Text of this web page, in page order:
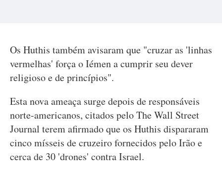
Os Huthis também avisaram que "cruzar as 'linhas
vermelhas' força o Iémen a cumprir seu dever
religioso e de princípios".
Esta nova ameaça surge depois de responsáveis
norte-americanos, citados pelo The Wall Street
Journal terem afirmado que os Huthis dispararam
cinco mísseis de cruzeiro fornecidos pelo Irão e
cerca de 30 'drones' contra Israel.